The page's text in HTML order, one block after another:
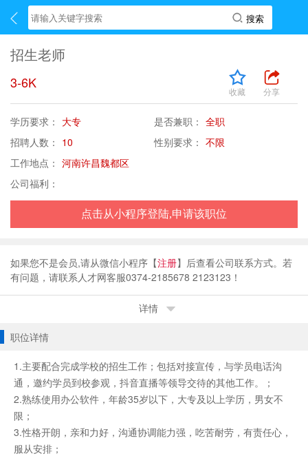
招生老师
3-6K
收藏 分享
学历要求： 大专 是否兼职： 全职
招聘人数： 10 性别要求： 不限
工作地点： 河南许昌魏都区
公司福利：
点击从小程序登陆,申请该职位
如果您不是会员,请从微信小程序【注册】后查看公司联系方式。若
有问题，请联系人才网客服0374-2185678 2123123！
详情
职位详情
1.主要配合完成学校的招生工作；包括对接宣传，与学员电话沟
通，邀约学员到校参观，抖音直播等领导交待的其他工作。；
2.熟练使用办公软件，年龄35岁以下，大专及以上学历，男女不
限；
3.性格开朗，亲和力好，沟通协调能力强，吃苦耐劳，有责任心，
服从安排；